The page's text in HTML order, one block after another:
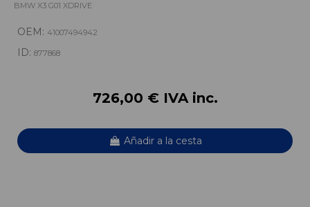
BMW X3 G01 XDRIVE
OEM: 41007494942
ID: 877868
726,00 € IVA inc.
Añadir a la cesta